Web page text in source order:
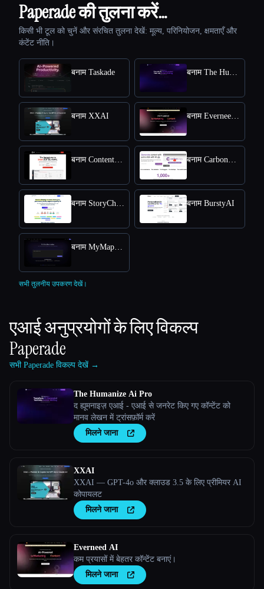
Paperade की तुलना करें…
किसी भी टूल को चुनें और संरचित तुलना देखें: मूल्य, परिनियोजन, क्षमताएँ और
कंटेंट नीति।
बनाम Taskade
बनाम XXAI
बनाम BurstyAI
सभी तुलनीय उपकरण देखें।
एआई अनुप्रयोगों के लिए विकल्प
Paperade
सभी Paperade विकल्प देखें →
The Humanize Ai Pro
द ह्यूमनाइज़ एआई - एआई से जनरेट किए गए कॉन्टेंट को
मानव लेखन में ट्रांसफ़ॉर्म करें
मिलने जाना
XXAI
XXAI — GPT-4o और क्लाउड 3.5 के लिए प्रीमियर AI
कोपायलट
मिलने जाना
Everneed AI
कम प्रयासों में बेहतर कॉन्टेंट बनाएं।
मिलने जाना